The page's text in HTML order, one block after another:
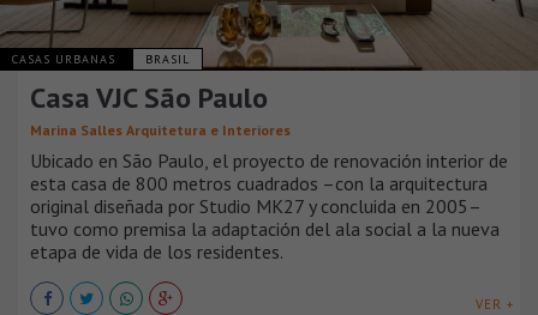
CASAS URBANAS BRASIL
Casa VJC São Paulo
Marina Salles Arquitetura e Interiores
Ubicado en São Paulo, el proyecto de renovación interior de
esta casa de 800 metros cuadrados –con la arquitectura
original diseñada por Studio MK27 y concluida en 2005–
tuvo como premisa la adaptación del ala social a la nueva
etapa de vida de los residentes.
VER +